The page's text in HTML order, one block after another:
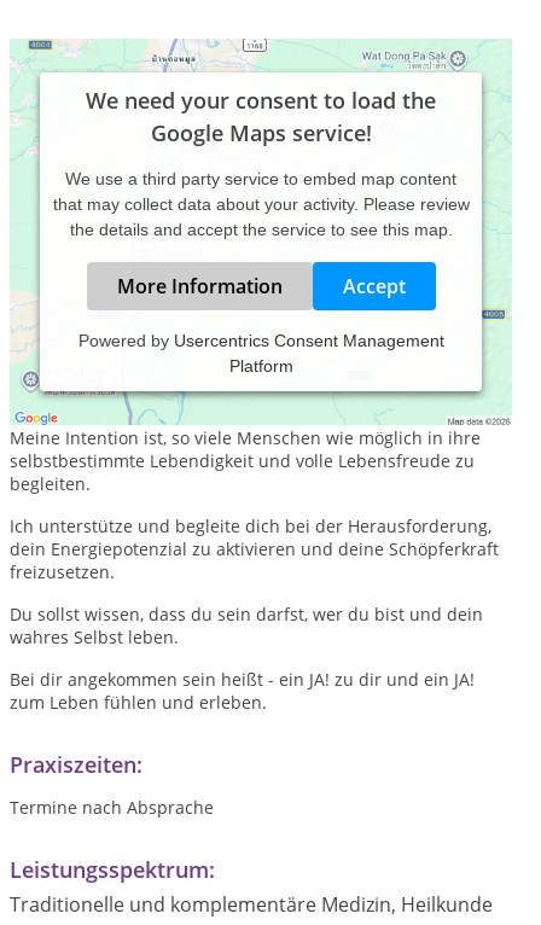
We need your consent to load the
Google Maps service!
We use a third party service to embed map content
that may collect data about your activity. Please review
the details and accept the service to see this map.
More Information Accept
Powered by Usercentrics Consent Management
Platform
Willst du deiner Kraft & Lebendigkeit endlich freien Lauf
lassen?
Meine Intention ist, so viele Menschen wie möglich in ihre
selbstbestimmte Lebendigkeit und volle Lebensfreude zu
begleiten.
Ich unterstütze und begleite dich bei der Herausforderung,
dein Energiepotenzial zu aktivieren und deine Schöpferkraft
freizusetzen.
Du sollst wissen, dass du sein darfst, wer du bist und dein
wahres Selbst leben.
Bei dir angekommen sein heißt - ein JA! zu dir und ein JA!
zum Leben fühlen und erleben.
Praxiszeiten:
Termine nach Absprache
Leistungsspektrum:
Traditionelle und komplementäre Medizin, Heilkunde